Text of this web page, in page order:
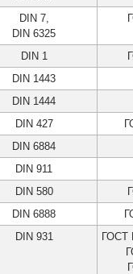
DIN 7,
DIN 6325
DIN 1
DIN 1443
DIN 1444
DIN 427
DIN 6884
DIN 911
DIN 580
DIN 6888
DIN 931
ГОСТ